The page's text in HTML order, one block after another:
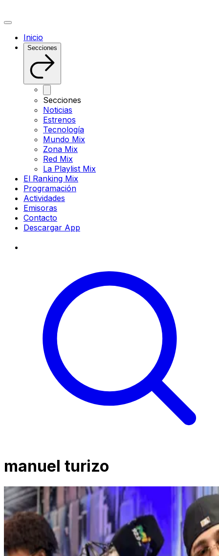
Inicio
Secciones
Secciones
Noticias
Estrenos
Tecnología
Mundo Mix
Zona Mix
Red Mix
La Playlist Mix
El Ranking Mix
Programación
Actividades
Emisoras
Contacto
Descargar App
manuel turizo